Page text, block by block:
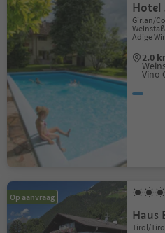
Hotel
Girlan/
Adige
2.0
Vino
Op aanvraag
Haus
Tirol/